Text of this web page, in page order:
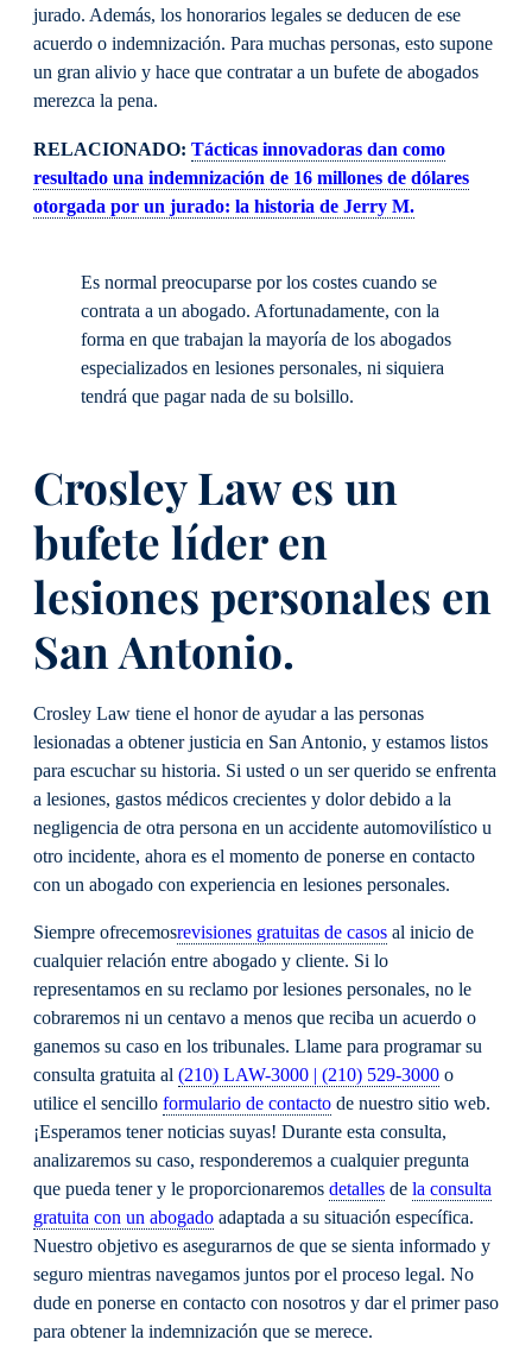
jurado. Además, los honorarios legales se deducen de ese
acuerdo o indemnización. Para muchas personas, esto supone
un gran alivio y hace que contratar a un bufete de abogados
merezca la pena.
RELACIONADO: Tácticas innovadoras dan como
resultado una indemnización de 16 millones de dólares
otorgada por un jurado: la historia de Jerry M.
Es normal preocuparse por los costes cuando se
contrata a un abogado. Afortunadamente, con la
forma en que trabajan la mayoría de los abogados
especializados en lesiones personales, ni siquiera
tendrá que pagar nada de su bolsillo.
Crosley Law es un
bufete líder en
lesiones personales en
San Antonio.
Crosley Law tiene el honor de ayudar a las personas
lesionadas a obtener justicia en San Antonio, y estamos listos
para escuchar su historia. Si usted o un ser querido se enfrenta
a lesiones, gastos médicos crecientes y dolor debido a la
negligencia de otra persona en un accidente automovilístico u
otro incidente, ahora es el momento de ponerse en contacto
con un abogado con experiencia en lesiones personales.
Siempre ofrecemosrevisiones gratuitas de casos al inicio de
cualquier relación entre abogado y cliente. Si lo
representamos en su reclamo por lesiones personales, no le
cobraremos ni un centavo a menos que reciba un acuerdo o
ganemos su caso en los tribunales. Llame para programar su
consulta gratuita al (210) LAW-3000 | (210) 529-3000 o
utilice el sencillo formulario de contacto de nuestro sitio web.
¡Esperamos tener noticias suyas! Durante esta consulta,
analizaremos su caso, responderemos a cualquier pregunta
que pueda tener y le proporcionaremos detalles de la consulta
gratuita con un abogado adaptada a su situación específica.
Nuestro objetivo es asegurarnos de que se sienta informado y
seguro mientras navegamos juntos por el proceso legal. No
dude en ponerse en contacto con nosotros y dar el primer paso
para obtener la indemnización que se merece.